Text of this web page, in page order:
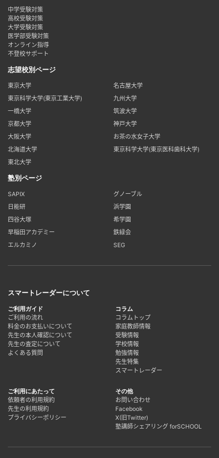
中学受験対策
高校受験対策
大学受験対策
医学部受験対策
オンライン指導
不登校サポート
志望校別ページ
東京大学
名古屋大学
東京科学大学(東京工業大学)
九州大学
一橋大学
筑波大学
京都大学
神戸大学
大阪大学
お茶の水女子大学
北海道大学
東京科学大学(東京医科歯科大学)
東北大学
塾別ページ
SAPIX
グノーブル
日能研
浜学園
四谷大塚
希学園
早稲田アカデミー
鉄緑会
エルカミノ
SEG
スマートレーダーについて
ご利用ガイド
ご利用の流れ
料金のお支払いについて
先生の本人確認について
先生の査定について
よくある質問
コラム
コラムトップ
家庭教師情報
受験情報
学校情報
勉強情報
先生特集
スマートレーダー
ご利用にあたって
依頼者の利用規約
先生の利用規約
プライバシーポリシー
その他
お問い合わせ
Facebook
X(旧Twitter)
塾講師シェアリング forSCHOOL